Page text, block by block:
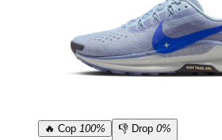
🔥 Cop 100% 👎 Drop 0%